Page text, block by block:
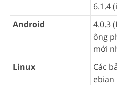
6.1.4
Android
4.0.3
ông
mới
Linux
Các
ebian